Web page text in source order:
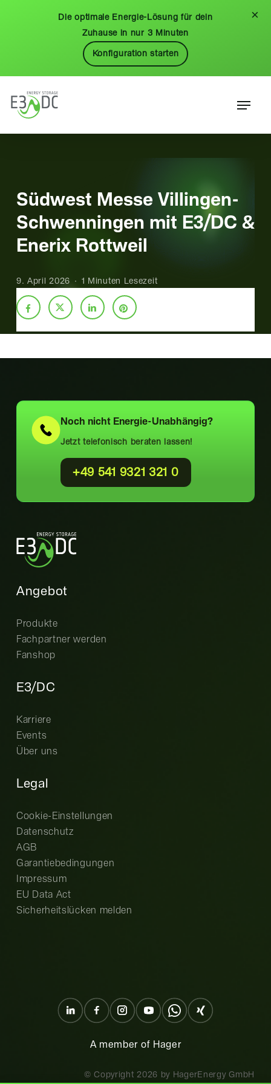
Die optimale Energie-Lösung für dein
Zuhause in nur 3 Minuten
Konfiguration starten
×
Südwest Messe Villingen-
Schwenningen mit E3/DC &
Enerix Rottweil
9. April 2026 1 Minuten Lesezeit
Noch nicht Energie-Unabhängig?
Jetzt telefonisch beraten lassen!
+49 541 9321 321 0
Angebot
Produkte
Fachpartner werden
Fanshop
E3/DC
Karriere
Events
Über uns
Legal
Cookie-Einstellungen
Datenschutz
AGB
Garantiebedingungen
Impressum
EU Data Act
Sicherheitslücken melden
A member of Hager
© Copyright 2026 by HagerEnergy GmbH